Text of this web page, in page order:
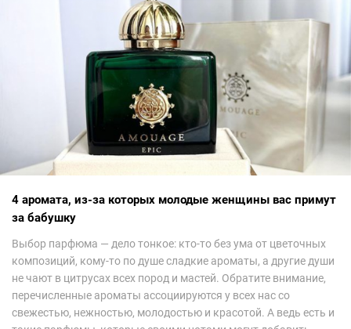
4 аромата, из-за которых молодые женщины вас примут
за бабушку
Выбор парфюма — дело тонкое: кто-то без ума от цветочных
композиций, кому-то по душе сладкие ароматы, а другие души
не чают в цитрусах всех пород и мастей. Обратите внимание,
перечисленные ароматы ассоциируются у всех нас со
свежестью, нежностью, молодостью и красотой. А ведь есть и